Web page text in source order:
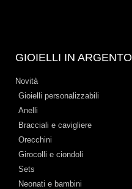
GIOIELLI IN ARGENTO
Novità
Gioielli personalizzabili
Anelli
Bracciali e cavigliere
Orecchini
Girocolli e ciondoli
Sets
Neonati e bambini